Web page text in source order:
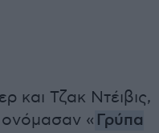
και Τζακ Ντέιβις,
ονόμασαν « Γρύπα